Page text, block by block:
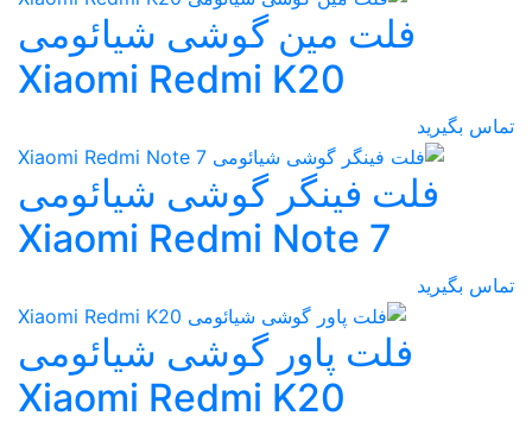
فلت مین گوشی شیائومی
Xiaomi Redmi K20
تماس بگیرید
فلت فینگر گوشی شیائومی
Xiaomi Redmi Note 7
تماس بگیرید
فلت پاور گوشی شیائومی
Xiaomi Redmi K20